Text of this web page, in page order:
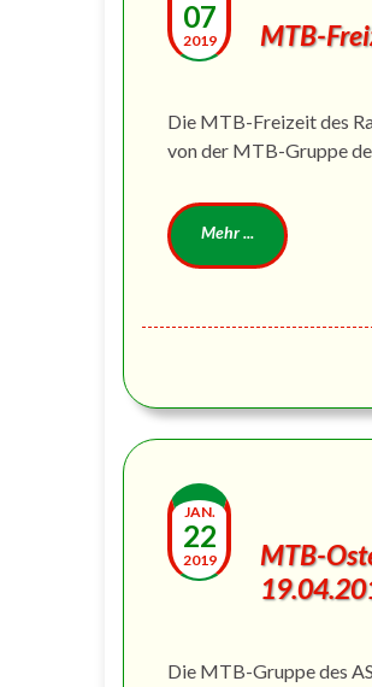
07
2019 MTB-
Die MTB-Freizeit des
von der MTB-Gruppe
JAN.
22
2019
MTB-
Die MTB-Gruppe des